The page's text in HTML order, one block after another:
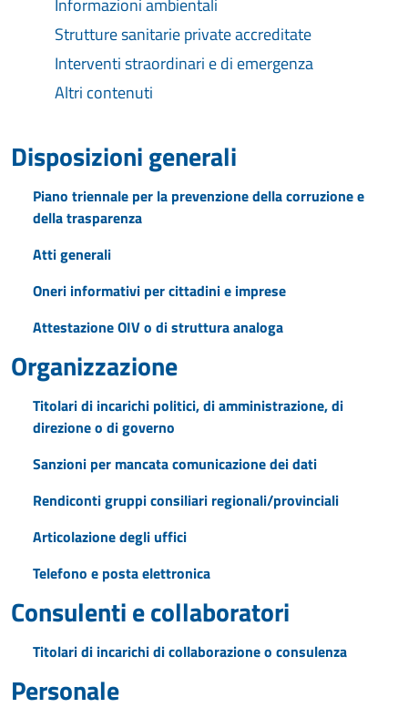
Informazioni ambientali
Strutture sanitarie private accreditate
Interventi straordinari e di emergenza
Altri contenuti
Disposizioni generali
Piano triennale per la prevenzione della corruzione e
della trasparenza
Atti generali
Oneri informativi per cittadini e imprese
Attestazione OIV o di struttura analoga
Organizzazione
Titolari di incarichi politici, di amministrazione, di
direzione o di governo
Sanzioni per mancata comunicazione dei dati
Rendiconti gruppi consiliari regionali/provinciali
Articolazione degli uffici
Telefono e posta elettronica
Consulenti e collaboratori
Titolari di incarichi di collaborazione o consulenza
Personale